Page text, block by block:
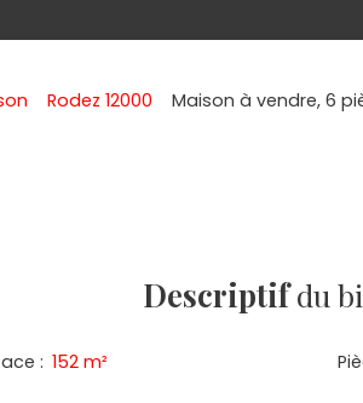
Rodez 12000 Maison à vendre, 6
Descriptifdu
: 152 m²